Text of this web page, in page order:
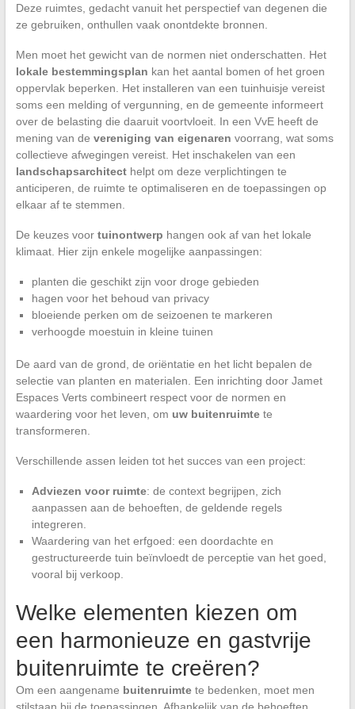
Deze ruimtes, gedacht vanuit het perspectief van degenen die
ze gebruiken, onthullen vaak onontdekte bronnen.
Men moet het gewicht van de normen niet onderschatten. Het
lokale bestemmingsplan kan het aantal bomen of het groen
oppervlak beperken. Het installeren van een tuinhuisje vereist
soms een melding of vergunning, en de gemeente informeert
over de belasting die daaruit voortvloeit. In een VvE heeft de
mening van de vereniging van eigenaren voorrang, wat soms
collectieve afwegingen vereist. Het inschakelen van een
landschapsarchitecthelpt om deze verplichtingen te
anticiperen, de ruimte te optimaliseren en de toepassingen op
elkaar af te stemmen.
De keuzes voor tuinontwerp hangen ook af van het lokale
klimaat. Hier zijn enkele mogelijke aanpassingen:
planten die geschikt zijn voor droge gebieden
hagen voor het behoud van privacy
bloeiende perken om de seizoenen te markeren
verhoogde moestuin in kleine tuinen
De aard van de grond, de oriëntatie en het licht bepalen de
selectie van planten en materialen. Een inrichting door Jamet
Espaces Verts combineert respect voor de normen en
waardering voor het leven, om uw buitenruimtete
transformeren.
Verschillende assen leiden tot het succes van een project:
Adviezen voor ruimte: de context begrijpen, zich
aanpassen aan de behoeften, de geldende regels
integreren.
Waardering van het erfgoed: een doordachte en
gestructureerde tuin beïnvloedt de perceptie van het goed,
vooral bij verkoop.
Welke elementen kiezen om
een harmonieuze en gastvrije
buitenruimte te creëren?
Om een aangename buitenruimtete bedenken, moet men